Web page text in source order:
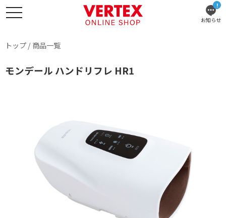
!
お知らせ
トップ / 商品一覧
モンデール ハンドリフレ HR1